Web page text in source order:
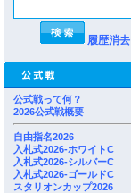
履歴消去
公式戦って何？
2026公式戦概要
自由指名2026
入札式2026-ホワイトC
入札式2026-シルバーC
入札式2026-ゴールドC
スタリオンカップ2026